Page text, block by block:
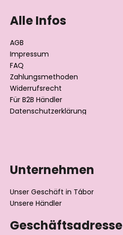
Alle Infos
AGB
Impressum
FAQ
Zahlungsmethoden
Widerrufsrecht
Für B2B Händler
Datenschutzerklärung
Unternehmen
Unser Geschäft in Tábor
Unsere Händler
Geschäftsadresse